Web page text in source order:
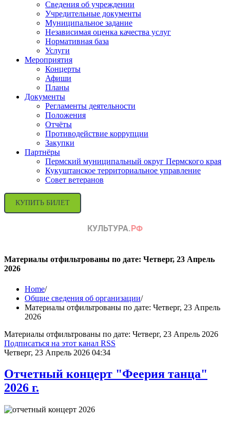
Сведения об учреждении
Учредительные документы
Муниципальное задание
Независимая оценка качества услуг
Нормативная база
Услуги
Мероприятия
Концерты
Афиши
Планы
Документы
Регламенты деятельности
Положения
Отчёты
Противодействие коррупции
Закупки
Партнёры
Пермский муниципальный округ Пермского края
Кукуштанское территориальное управление
Совет ветеранов
КУПИТЬ БИЛЕТ
Материалы отфильтрованы по дате: Четверг, 23 Апрель
2026
Home/
Общие сведения об организации/
Материалы отфильтрованы по дате: Четверг, 23 Апрель
2026
Материалы отфильтрованы по дате: Четверг, 23 Апрель 2026
Подписаться на этот канал RSS
Четверг, 23 Апрель 2026 04:34
Отчетный концерт "Феерия танца"
2026 г.